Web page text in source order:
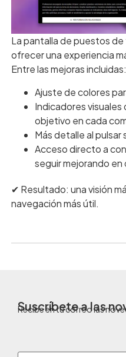
La pantalla de puestos
ofrecer una experiencia
Entre las mejoras incluidas:
Ajuste de colores
Indicadores visuales
objetivo en cada
Más detalle al
Acceso directo a
seguir mejorando en
✔︎ Resultado: una visión
navegación más útil.
Suscríbete a las
Recibe en tu correo las